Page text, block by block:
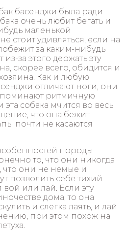
басенджи была ради
очень любит бегать и
маленькой
стоит удивляться, если на
за каким-нибудь
за этого держать эту
скорее всего, обидится и
Как и любую
отличают ноги, они
ритмичную
собака мчится во весь
что она бежит
почти не касаются
породы
то, что они никогда
что они не немые и
позволить себе тихий
или лай. Если эту
дома, то она
и слегка лаять, и лай
при этом похож на